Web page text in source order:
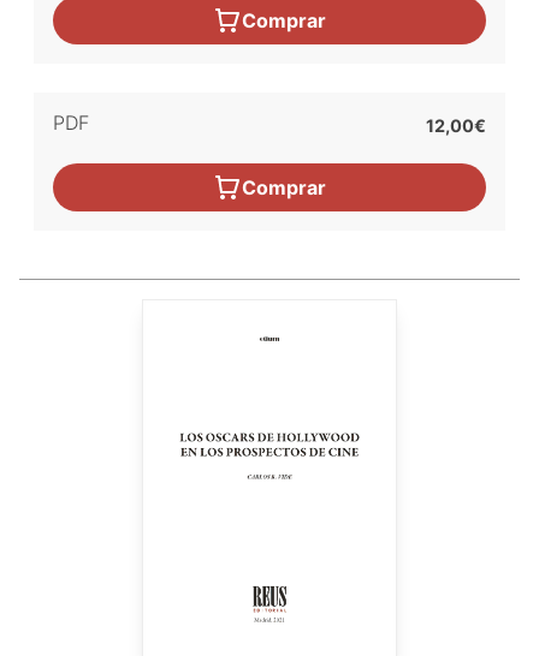
Comprar
PDF 12,00€
Comprar